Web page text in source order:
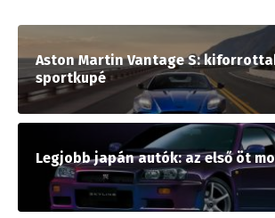
Aston Martin Vantage S:
sportkupé
Legjobb japán autók: az első öt